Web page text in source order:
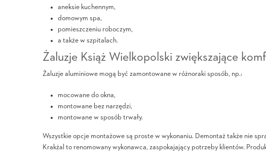
aneksie kuchennym,
domowym spa,
pomieszczeniu roboczym,
a także w szpitalach.
Żaluzje Książ Wielkopolski zwiększające
Żaluzje aluminiowe mogą być zamontowane w różnoraki sposób, np.:
mocowane do okna,
montowane bez narzędzi,
montowane w sposób trwały.
Wszystkie opcje montażowe są proste w wykonaniu. Demontaż także nie
Krakżal to renomowany wykonawca, zaspokajający potrzeby klientów.